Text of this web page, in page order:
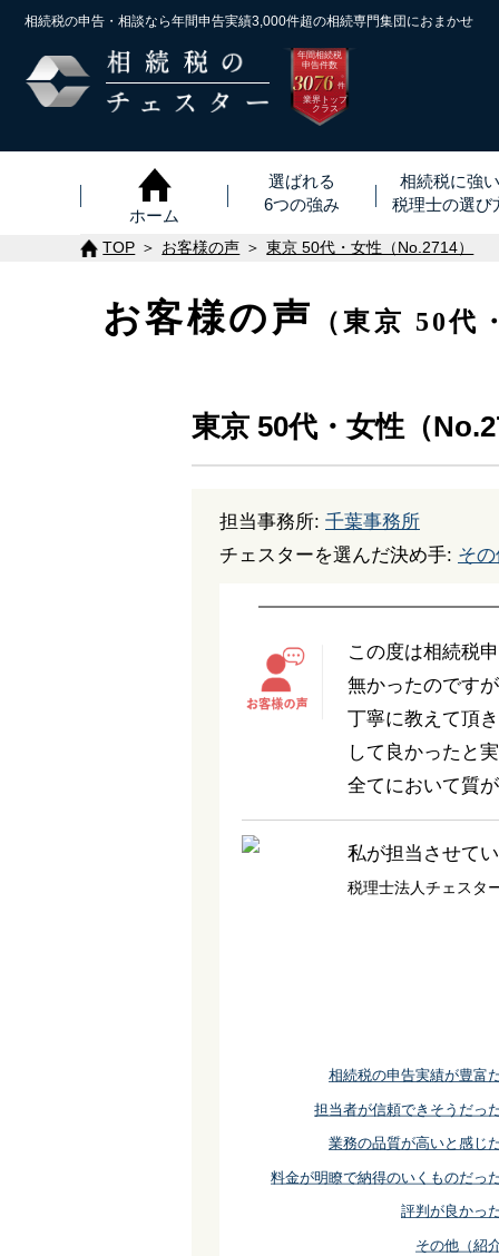
相続税の申告・相談なら年間申告実績3,000件超の相続専門集団におまかせ
年間相続税
申告件数
3076 ※
件
業界トップ
クラス
ホーム
選ばれる
6つの強み
相続税に強
税理士の選び
TOP お客様の声 東京 50代・女性（No.2714）
お客様の声 （東京 50代
東京 50代・女性（
担当事務所: 千葉事務所
チェスターを選んだ決め手: そ
この度は相続税
無かったのです
丁寧に教えて頂
して良かったと
全てにおいて質
私が担当させて
税理士法人チェスタ
相続税の申告実績が豊富
担当者が信頼できそうだっ
業務の品質が高いと感じ
料金が明瞭で納得のいくものだっ
評判が良かっ
その他（紹